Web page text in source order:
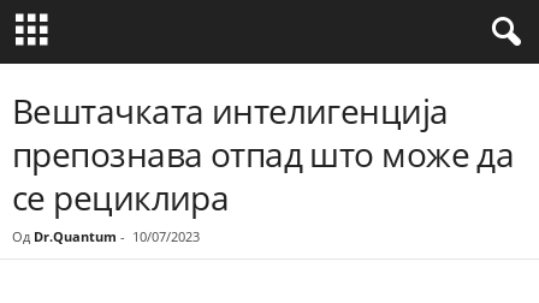
Вештачката интелигенција
препознава отпад што може да
се рециклира
Од Dr.Quantum - 10/07/2023